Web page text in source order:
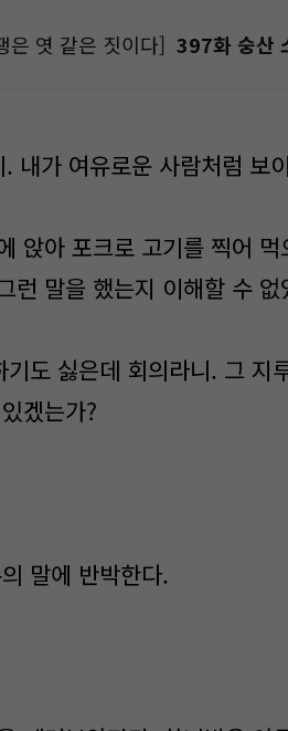
은 엿 같은 짓이다] 397화 숭산
내가 여유로운 사람처럼 보
앉아 포크로 고기를 찍어
런 말을 했는지 이해할 수 없
도 싫은데 회의라니. 그 지
겠는가?
말에 반박한다.